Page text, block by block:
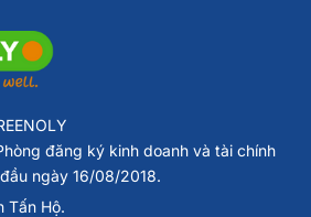
đăng ký kinh doanh và tài chính
ngày 16/08/2018.
Tấn Hộ.